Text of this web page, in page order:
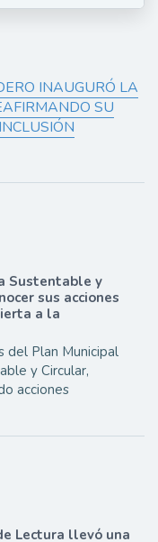
INAUGURÓ LA
SU
Sustentable y
sus acciones
a la
del Plan Municipal
y Circular,
acciones
Lectura llevó una